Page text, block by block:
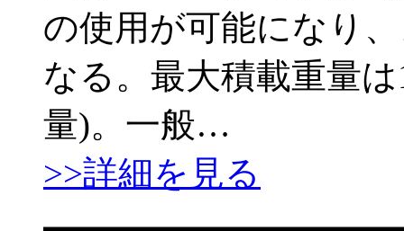
の使用が可能になり
なる。最大積載重量
量)。一般…
>>詳細を見る